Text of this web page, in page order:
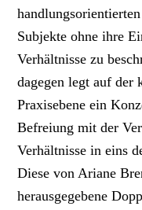
Subjekte ohne ihre
Verhältnisse zu
dagegen legt auf der
Praxisebene ein
Befreiung mit der
Verhältnisse in eins
Diese von Ariane
herausgegebene